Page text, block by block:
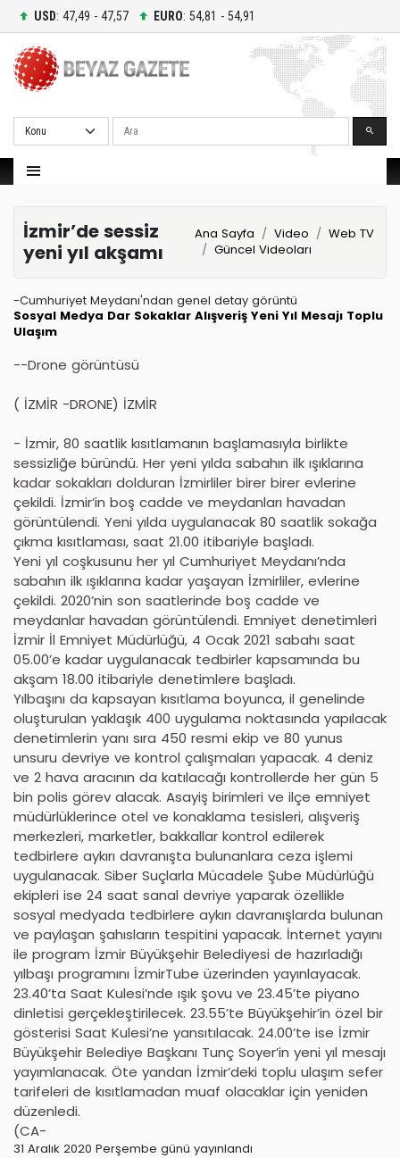
USD: 47,49 - 47,57 EURO: 54,81 - 54,91
Ara
İzmir’de sessiz
yeni yıl akşamı
Ana Sayfa Video
Web TV
Güncel Videoları
-Cumhuriyet Meydanı'ndan genel detay görüntü
Sosyal Medya Dar Sokaklar Alışveriş Yeni Yıl Mesajı Toplu
Ulaşım
--Drone görüntüsü
( İZMİR -DRONE) İZMİR
- İzmir, 80 saatlik kısıtlamanın başlamasıyla birlikte
sessizliğe büründü. Her yeni yılda sabahın ilk ışıklarına
kadar sokakları dolduran İzmirliler birer birer evlerine
çekildi. İzmir’in boş cadde ve meydanları havadan
görüntülendi. Yeni yılda uygulanacak 80 saatlik sokağa
çıkma kısıtlaması, saat 21.00 itibariyle başladı.
Yeni yıl coşkusunu her yıl Cumhuriyet Meydanı’nda
sabahın ilk ışıklarına kadar yaşayan İzmirliler, evlerine
çekildi. 2020’nin son saatlerinde boş cadde ve
meydanlar havadan görüntülendi. Emniyet denetimleri
İzmir İl Emniyet Müdürlüğü, 4 Ocak 2021 sabahı saat
05.00’e kadar uygulanacak tedbirler kapsamında bu
akşam 18.00 itibariyle denetimlere başladı.
Yılbaşını da kapsayan kısıtlama boyunca, il genelinde
oluşturulan yaklaşık 400 uygulama noktasında yapılacak
denetimlerin yanı sıra 450 resmi ekip ve 80 yunus
unsuru devriye ve kontrol çalışmaları yapacak. 4 deniz
ve 2 hava aracının da katılacağı kontrollerde her gün 5
bin polis görev alacak. Asayiş birimleri ve ilçe emniyet
müdürlüklerince otel ve konaklama tesisleri, alışveriş
merkezleri, marketler, bakkallar kontrol edilerek
tedbirlere aykırı davranışta bulunanlara ceza işlemi
uygulanacak. Siber Suçlarla Mücadele Şube Müdürlüğü
ekipleri ise 24 saat sanal devriye yaparak özellikle
sosyal medyada tedbirlere aykırı davranışlarda bulunan
ve paylaşan şahısların tespitini yapacak. İnternet yayını
ile program İzmir Büyükşehir Belediyesi de hazırladığı
yılbaşı programını İzmirTube üzerinden yayınlayacak.
23.40’ta Saat Kulesi’nde ışık şovu ve 23.45’te piyano
dinletisi gerçekleştirilecek. 23.55’te Büyükşehir’in özel bir
gösterisi Saat Kulesi’ne yansıtılacak. 24.00’te ise İzmir
Büyükşehir Belediye Başkanı Tunç Soyer’in yeni yıl mesajı
yayımlanacak. Öte yandan İzmir’deki toplu ulaşım sefer
tarifeleri de kısıtlamadan muaf olacaklar için yeniden
düzenledi.
(CA-
31 Aralık 2020 Perşembe günü yayınlandı